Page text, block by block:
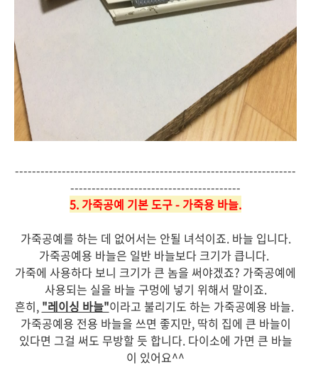
------------------------------------------------------------------
----------------------------------------
5. 가죽공예 기본 도구 - 가죽용 바늘.
가죽공예를 하는 데 없어서는 안될 녀석이죠. 바늘 입니다.
가죽공예용 바늘은 일반 바늘보다 크기가 큽니다.
가죽에 사용하다 보니 크기가 큰 놈을 써야겠죠? 가죽공예에
사용되는 실을 바늘 구멍에 넣기 위해서 말이죠.
흔히, "레이싱 바늘"이라고 불리기도 하는 가죽공예용 바늘.
가죽공예용 전용 바늘을 쓰면 좋지만, 딱히 집에 큰 바늘이
있다면 그걸 써도 무방할 듯 합니다.다이소에 가면 큰 바늘
이 있어요^^